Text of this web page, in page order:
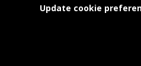
Update cookie